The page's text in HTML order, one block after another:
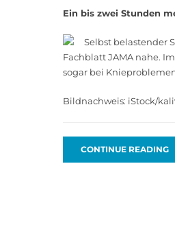
Ein bis zwei Stunden
Selbst belastender
Fachblatt JAMA nahe.
sogar bei
Bildnachweis: iStock/
CONTINUE READING